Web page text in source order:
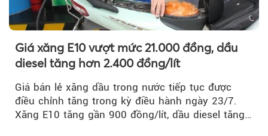
Giá xăng E10 vượt mức 21.000 đồng, dầu
diesel tăng hơn 2.400 đồng/lít
Giá bán lẻ xăng dầu trong nước tiếp tục được
điều chỉnh tăng trong kỳ điều hành ngày 23/7.
Xăng E10 tăng gần 900 đồng/lít, dầu diesel tăng